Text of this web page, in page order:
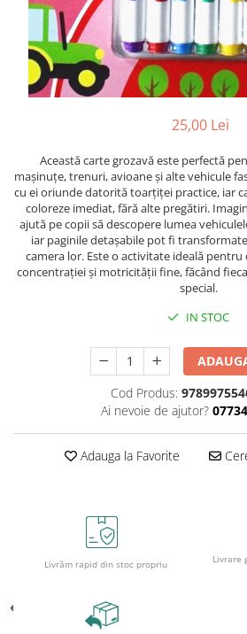
Umbrele pentru copii
Termosuri
Pahare și sticle pentru scoală
Cutii pentru depozitare
Caiete matematică
Caiete muzică
Caiete geografie și biologie
Caiete tip I, II și III
Caiete foi veline
Rezerve pentru caiete
Accesorii geometrie și matematică
Compasuri
Truse geometrie
Ghiozdane și rucsacuri
Ghiozdane școlare
Rucsacuri școlare și casual
Ghiozdane pentru grădinită
Trollere pentru copii
25,00 Lei
Această carte grozavă este perfectă
mașinuțe, trenuri, avioane și alte vehicule
cu ei oriunde datorită toarțiței practice, iar
coloreze imediat, fără alte pregătiri.
ajută pe copii să descopere lumea
iar paginile detașabile pot fi
camera lor. Este o activitate ideală
concentrației și motricității fine, făcând
special.
IN STOC
Cod Produs:
Ai nevoie de ajutor?
Adauga la Favorite
Livrăm rapid din stoc propriu
Livrare